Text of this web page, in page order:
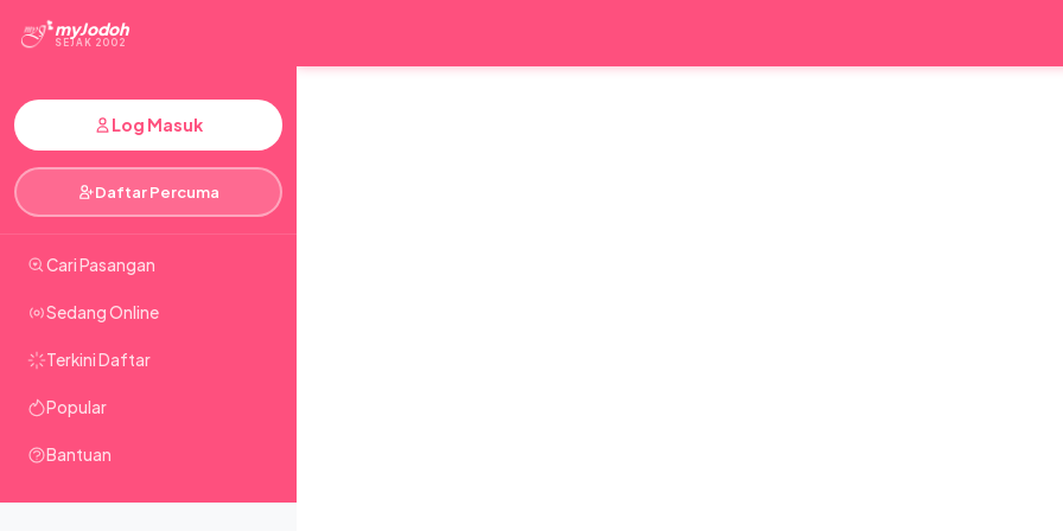
myJodoh
SEJAK 2002
Log Masuk
Daftar Percuma
Cari Pasangan
Sedang Online
Terkini Daftar
Popular
Bantuan